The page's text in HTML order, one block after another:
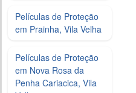
Películas de Proteção
em Prainha, Vila Velha
Películas de Proteção
em Nova Rosa da
Penha Cariacica, Vila